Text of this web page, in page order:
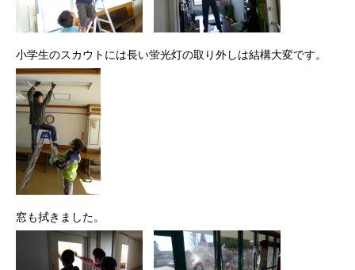
小学生のスカウトには長い蛍光灯の取り外しは結構大変です。
窓も拭きました。